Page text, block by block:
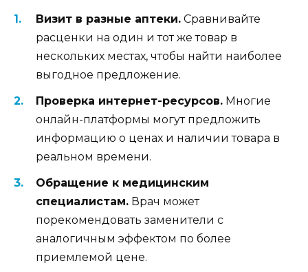
Визит в разные аптеки. Сравнивайте
расценки на один и тот же товар в
нескольких местах, чтобы найти наиболее
выгодное предложение.
Проверка интернет-ресурсов. Многие
онлайн-платформы могут предложить
информацию о ценах и наличии товара в
реальном времени.
Обращение к медицинским
специалистам. Врач может
порекомендовать заменители с
аналогичным эффектом по более
приемлемой цене.